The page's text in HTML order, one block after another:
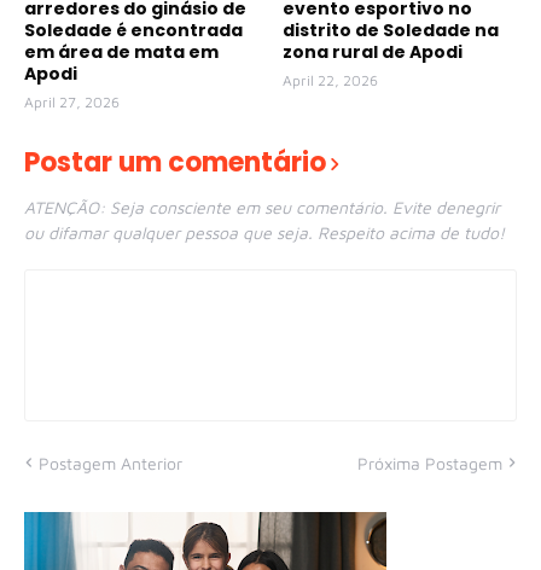
arredores do ginásio de
Soledade é encontrada
em área de mata em
Apodi
April 27, 2026
evento esportivo no
distrito de Soledade na
zona rural de Apodi
April 22, 2026
Postar um comentário
ATENÇÃO: Seja consciente em seu comentário. Evite denegrir
ou difamar qualquer pessoa que seja. Respeito acima de tudo!
Postagem Anterior Próxima Postagem